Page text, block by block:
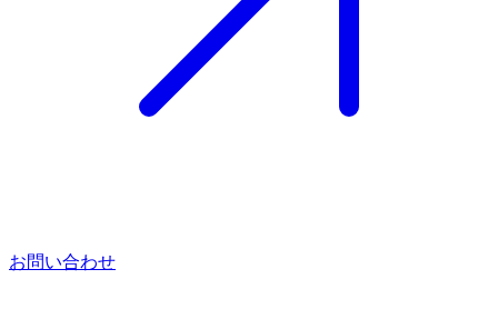
お問い合わせ